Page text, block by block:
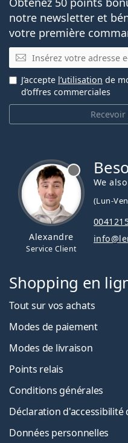
notre newsletter et
votre première
E-mail
J’accepte l’utilisation de
d’offres commerciales
Alexandre
Service Client
We
(Lun-
Shopping en
Tout sur vos achats
Modes de paiement
Modes de livraison
Points relais
Conditions générales
Déclaration d'accessibilité
Données personnelles